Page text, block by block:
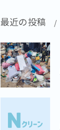
最近の投稿